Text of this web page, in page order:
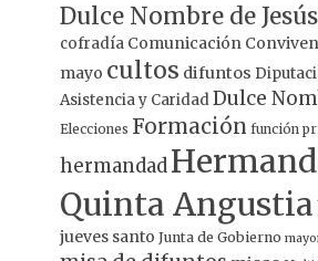
Dulce Nombre de Jesús
cofradía Comunicación
mayo cultos difuntos
Asistencia y CaridadDulce
Elecciones Formación función
hermandad
Quinta Angustia
jueves santo Junta de Gobierno